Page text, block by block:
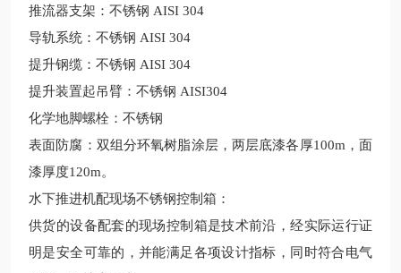
推流器支架：不锈钢 AISI 304
导轨系统：不锈钢 AISI 304
提升钢缆：不锈钢 AISI 304
提升装置起吊臂：不锈钢 AISI304
化学地脚螺栓：不锈钢
表面防腐：双组分环氧树脂涂层，两层底漆各厚100m，面
漆厚度120m。
水下推进机配现场不锈钢控制箱：
供货的设备配套的现场控制箱是技术前沿，经实际运行证
明是安全可靠的，并能满足各项设计指标，同时符合电气